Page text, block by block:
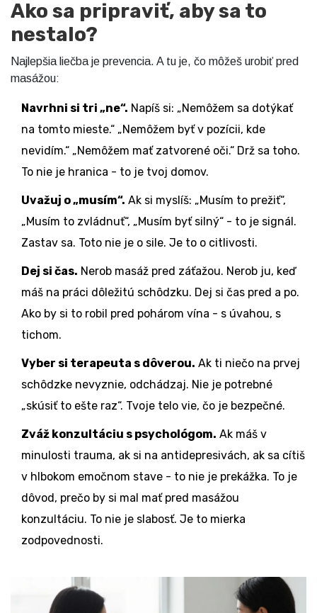
Ako sa pripraviť, aby sa to
nestalo?
Najlepšia liečba je prevencia. A tu je, čo môžeš urobiť pred
masážou:
Navrhni si tri „ne“. Napíš si: „Nemôžem sa dotýkať
na tomto mieste.“ „Nemôžem byť v pozícii, kde
nevidím.“ „Nemôžem mať zatvorené oči.“ Drž sa toho.
To nie je hranica - to je tvoj domov.
Uvažuj o „musím“. Ak si myslíš: „Musím to prežiť“,
„Musím to zvládnuť“, „Musím byť silný“ - to je signál.
Zastav sa. Toto nie je o sile. Je to o citlivosti.
Dej si čas. Nerob masáž pred záťažou. Nerob ju, keď
máš na práci dôležitú schôdzku. Dej si čas pred a po.
Ako by si to robil pred pohárom vína - s úvahou, s
tichom.
Vyber si terapeuta s dôverou. Ak ti niečo na prvej
schôdzke nevyznie, odchádzaj. Nie je potrebné
„skúsiť to ešte raz“. Tvoje telo vie, čo je bezpečné.
Zváž konzultáciu s psychológom. Ak máš v
minulosti trauma, ak si na antidepresivách, ak sa cítiš
v hlbokom emočnom stave - to nie je prekážka. To je
dôvod, prečo by si mal mať pred masážou
konzultáciu. To nie je slabosť. Je to mierka
zodpovednosti.